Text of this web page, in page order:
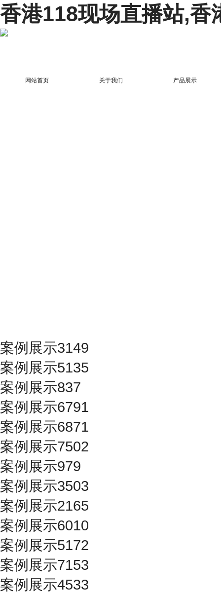
香港118现场直播站,香
网站首页 关于我们 产品展示
案例展示3149
案例展示5135
案例展示837
案例展示6791
案例展示6871
案例展示7502
案例展示979
案例展示3503
案例展示2165
案例展示6010
案例展示5172
案例展示7153
案例展示4533